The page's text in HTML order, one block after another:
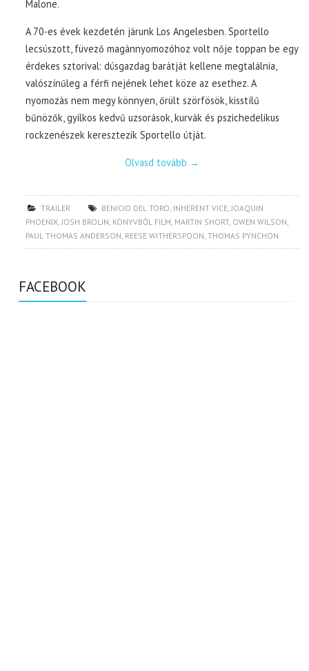
Malone.
A 70-es évek kezdetén járunk Los Angelesben. Sportello
lecsúszott, füvező magánnyomozóhoz volt nője toppan be egy
érdekes sztorival: dúsgazdag barátját kellene megtalálnia,
valószínűleg a férfi nejének lehet köze az esethez. A
nyomozás nem megy könnyen, őrült szörfösök, kisstílű
bűnözők, gyilkos kedvű uzsorások, kurvák és pszichedelikus
rockzenészek keresztezik Sportello útját.
Olvasd tovább →
TRAILER BENICIO DEL TORO INHERENT VICE JOAQUIN
PHOENIX JOSH BROLIN KÖNYVBŐL FILM MARTIN SHORT, OWEN WILSON
PAUL THOMAS ANDERSON REESE WITHERSPOON ,THOMAS PYNCHON
FACEBOOK